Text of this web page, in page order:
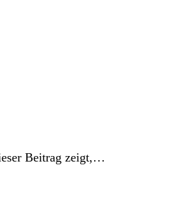
Beitrag zeigt,…